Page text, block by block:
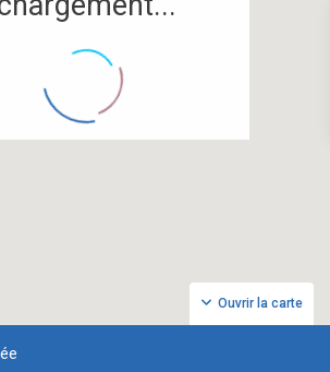
Ouvrir la carte